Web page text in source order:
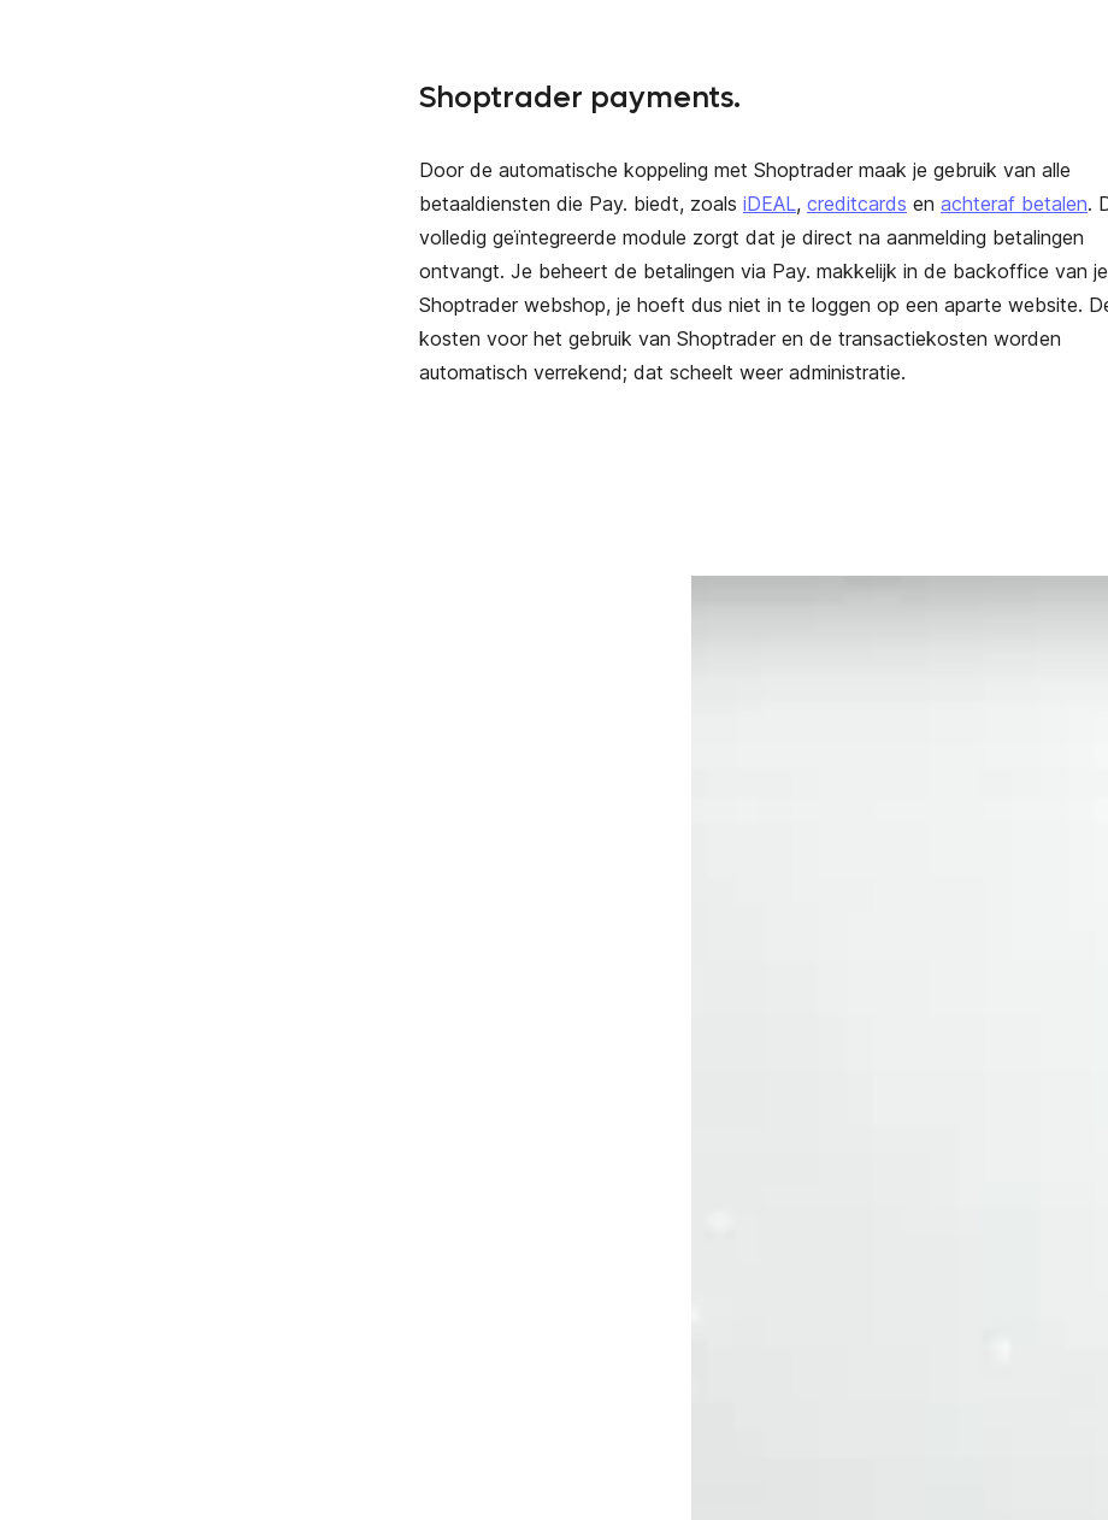
Shoptrader payments.
Door de automatische koppeling met Shoptrader maak je gebruik van alle
betaaldiensten die Pay. biedt, zoals iDEAL, creditcards en achteraf betalen.
volledig geïntegreerde module zorgt dat je direct na aanmelding betalingen
ontvangt. Je beheert de betalingen via Pay. makkelijk in de backoffice van je
Shoptrader webshop, je hoeft dus niet in te loggen op een aparte website.
kosten voor het gebruik van Shoptrader en de transactiekosten worden
automatisch verrekend; dat scheelt weer administratie.